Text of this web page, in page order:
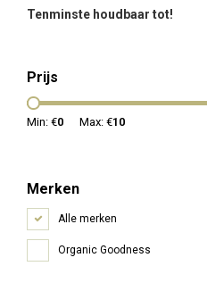
Tenminste houdbaar tot!
Prijs
Min: €0 Max: €10
Merken
Alle merken
Organic Goodness